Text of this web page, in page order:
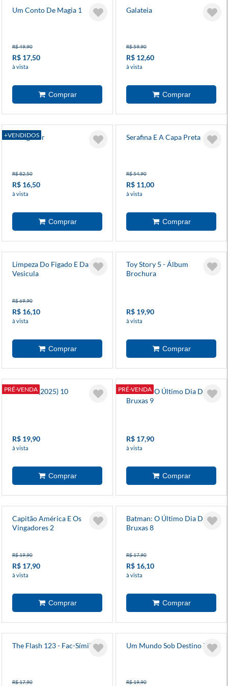
Um Conto De Magia 1
R$ 49,90
R$ 17,50
à vista
Galateia
R$ 59,90
R$ 12,60
à vista
+VENDIDOS
O Jogador
R$ 82,50
R$ 16,50
à vista
Serafina E A Capa Preta
R$ 54,90
R$ 11,00
à vista
Limpeza Do Figado E Da
Vesicula
R$ 69,90
R$ 16,10
à vista
Toy Story 5 - Álbum
Brochura
R$ 19,90
à vista
PRÉ-VENDA
Batman (2025) 10
R$ 19,90
à vista
PRÉ-VENDA
Batman: O Último Dia Das
Bruxas 9
R$ 17,90
à vista
Capitão América E Os
Vingadores 2
R$ 19,90
R$ 17,90
à vista
Batman: O Último Dia Das
Bruxas 8
R$ 17,90
R$ 16,10
à vista
The Flash 123 - Fac-Símile
R$ 17,90
Um Mundo Sob Destino 7
R$ 19,90